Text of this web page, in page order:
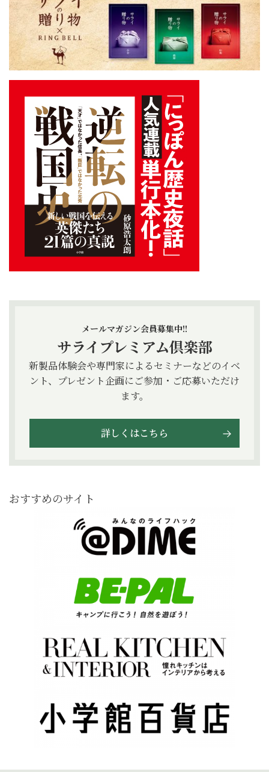
メールマガジン会員募集中!!
サライプレミアム倶楽部
新製品体験会や専門家によるセミナーなどのイベ
ント、プレゼント企画にご参加・ご応募いただけ
ます。
詳しくはこちら
おすすめのサイト